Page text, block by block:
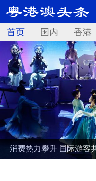
首页 国内 香港
消费热力攀升 国际游客